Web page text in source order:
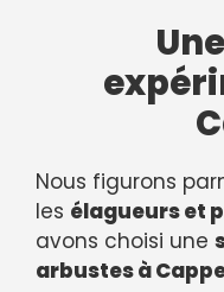
Nous figurons
les élagueurs et
avons choisi une
arbustes à